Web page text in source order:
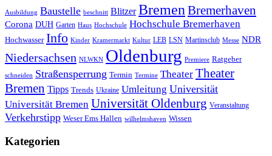
Ausbildung Baustelle beschnitt Blitzer Bremen Bremerhaven
Corona DUH Garten Haus Hochschule Hochschule Bremerhaven
Hochwasser Info Kinder Kramermarkt Kultur LEB LSN Martinsclub Messe NDR
Niedersachsen NLWKN Oldenburg Premiere Ratgeber
schneiden Straßensperrung Termin Termine Theater Theater
Bremen Tipps Trends Ukraine Umleitung Universität
Universität Bremen Universität Oldenburg Veranstaltung
Verkehrstipp Weser Ems Hallen wilhelmshaven Wissen
Kategorien